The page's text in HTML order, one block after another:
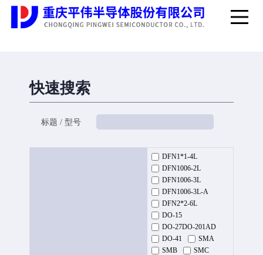
快速搜索
标题 / 型号
DFN1*1-4L
DFN1006-2L
DFN1006-3L
DFN1006-3L-A
DFN2*2-6L
DO-15
DO-27DO-201AD
DO-41
SMA
SMB
SMC